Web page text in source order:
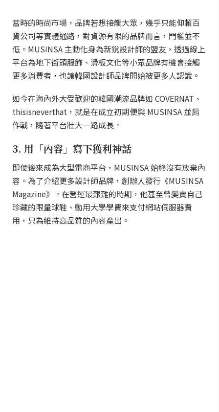
當時的時尚市場，品牌若想接觸大眾，幾乎只能仰賴百
貨公司等實體通路，對資源有限的品牌而言，門檻並不
低。MUSINSA 主動化身為新銳設計師的盟友，透過線上
平台為地下街頭服飾、滑板文化等小眾品牌有機會接觸
更多消費者，也讓韓國設計師品牌開始被更多人認識。
如今在海內外大受歡迎的韓國潮流品牌如 COVERNAT、
thisisneverthat，就是在成立初期便與 MUSINSA 並肩
作戰，隨著平台壯大一路成長。
3. 用「內容」寫下獲利神話
即使後來成為大型電商平台，MUSINSA 始終沒有放棄內
容。為了介紹更多設計師品牌，創辦人發行《MUSINSA
Magazine》。在營運最艱難的時期，他甚至曾變賣自己
珍藏的限量球鞋、動用大學學費來支付網站伺服器費
用，只為維持高品質的內容產出。